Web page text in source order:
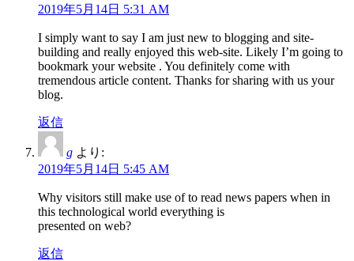
2019年5月14日 5:31 AM
I simply want to say I am just new to blogging and site-
building and really enjoyed this web-site. Likely I’m going to
bookmark your website . You definitely come with
tremendous article content. Thanks for sharing with us your
blog.
返信
g より:
2019年5月14日 5:45 AM
Why visitors still make use of to read news papers when in
this technological world everything is
presented on web?
返信